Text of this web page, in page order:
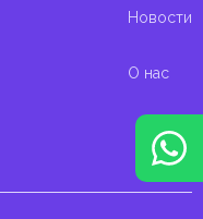
Новости
О нас